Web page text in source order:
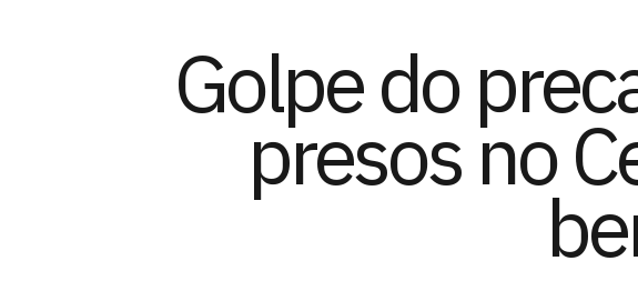
Golpe do
presos no